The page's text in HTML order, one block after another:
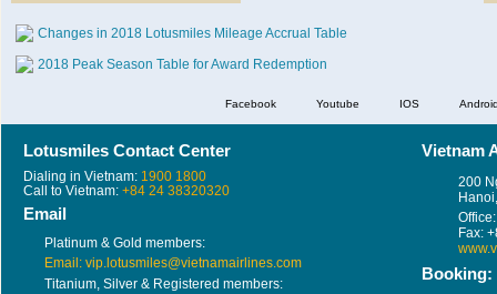
Changes in 2018 Lotusmiles Mileage Accrual Table
2018 Peak Season Table for Award Redemption
Facebook Youtube IOS
Lotusmiles Contact Center
Dialing in Vietnam: 1900 1800
Call to Vietnam: +84 24 38320320
Email
Platinum & Gold members:
Email: vip.lotusmiles@vietnamairlines.com
Titanium, Silver & Registered members:
Vietnam
200
Fax:
Booking: